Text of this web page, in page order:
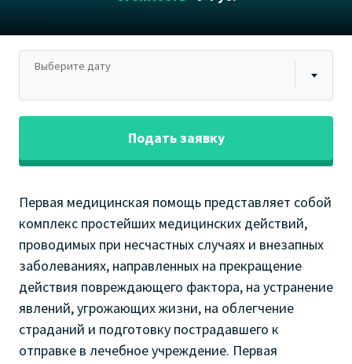
Выберите дату
Подать заявку
Первая медицинская помощь представляет собой
комплекс простейших медицинских действий,
проводимых при несчастных случаях и внезапных
заболеваниях, направленных на прекращение
действия повреждающего фактора, на устранение
явлений, угрожающих жизни, на облегчение
страданий и подготовку пострадавшего к
отправке в лечебное учреждение. Первая